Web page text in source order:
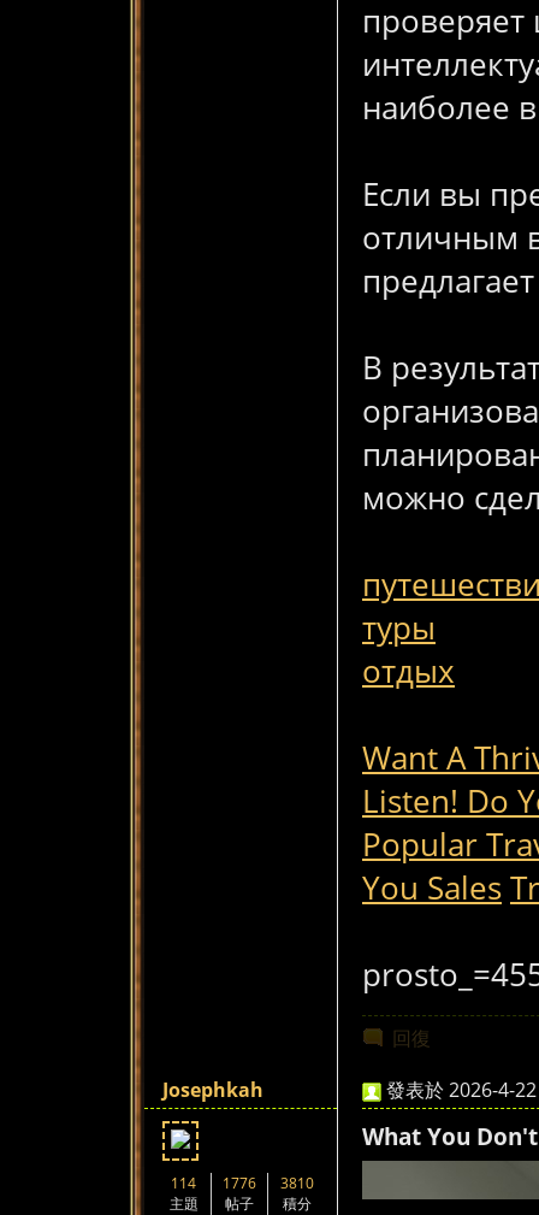
наиболее
Если вы
отличным
В
можно
туры
отдых
Want A
Listen! Do
Popular
You Sales
回復
Josephkah
114
主題
1776
帖子
3810
積分
發表於 2026-4-
What You